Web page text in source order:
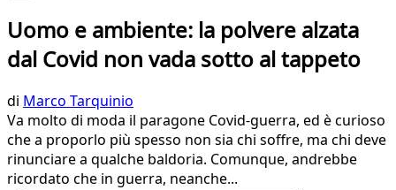
Uomo e ambiente: la polvere alzata
dal Covid non vada sotto al tappeto
di Marco Tarquinio
Va molto di moda il paragone Covid-guerra, ed è curioso
che a proporlo più spesso non sia chi soffre, ma chi deve
rinunciare a qualche baldoria. Comunque, andrebbe
ricordato che in guerra, neanche...